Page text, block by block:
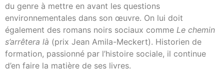
du genre à mettre en avant les questions
environnementales dans son œuvre. On lui doit
également des romans noirs sociaux comme Le chemin
s’arrêtera là (prix Jean Amila-Meckert). Historien de
formation, passionné par l’histoire sociale, il continue
d’en faire la matière de ses livres.